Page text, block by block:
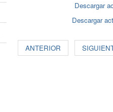
Descargar
Descargar
ANTERIOR